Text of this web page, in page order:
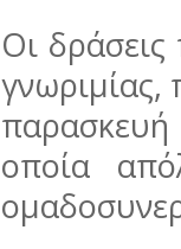
Οι
γνωριμίας,
οποία